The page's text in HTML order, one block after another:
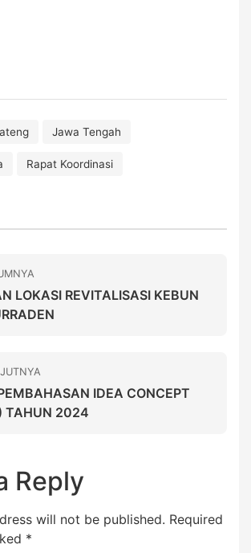
Jawa Tengah
Rapat Koordinasi
LOKASI REVITALISASI KEBUN
IDEA CONCEPT
TAHUN 2024
Reply
will not be published. Required
*